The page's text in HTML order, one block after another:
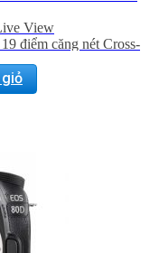
View
điểm căng nét Cross-